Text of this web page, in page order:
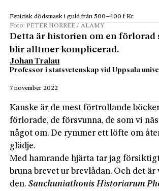
Fenicisk dödsmask i guld från 500–400 f Kr.
Foto: PETER HORREE / ALAMY
Detta är historien om en förlorad
blir alltmer komplicerad.
Johan Tralau
Professor i statsvetenskap vid Uppsala
7 november 2022
Kanske är de mest förtrollande
förlorade, de försvunna, de som vi
något om. De rymmer ett löfte om
glädje.
Med hamrande ­hjärta tar jag
bruna brevet ur brevlådan. Och det
den.Sanchuniathonis Historiarum